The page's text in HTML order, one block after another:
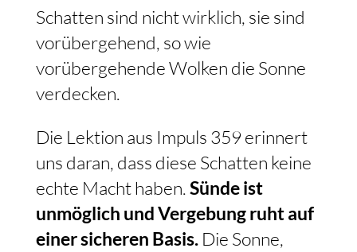
Schatten sind nicht wirklich, sie sind
vorübergehend, so wie
vorübergehende Wolken die Sonne
verdecken.
Die Lektion aus Impuls 359 erinnert
uns daran, dass diese Schatten keine
echte Macht haben. Sünde ist
unmöglich und Vergebung ruht auf
einer sicheren Basis.Die Sonne,